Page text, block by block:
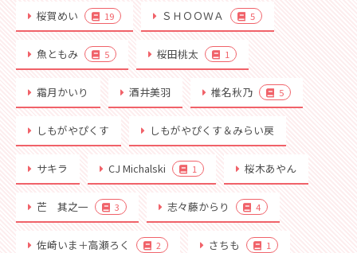
桜賀めい 19 ＳＨＯＯＷＡ 5
魚ともみ 5 桜田桃太 1
霜月かいり 酒井美羽 椎名秋乃 5
しもがやぴくす しもがやぴくす＆みらい戻
サキラ CJ Michalski 1 桜木あやん
芒 其之一 3 志々藤からり 4
佐崎いま＋高瀬ろく 2 さちも 1